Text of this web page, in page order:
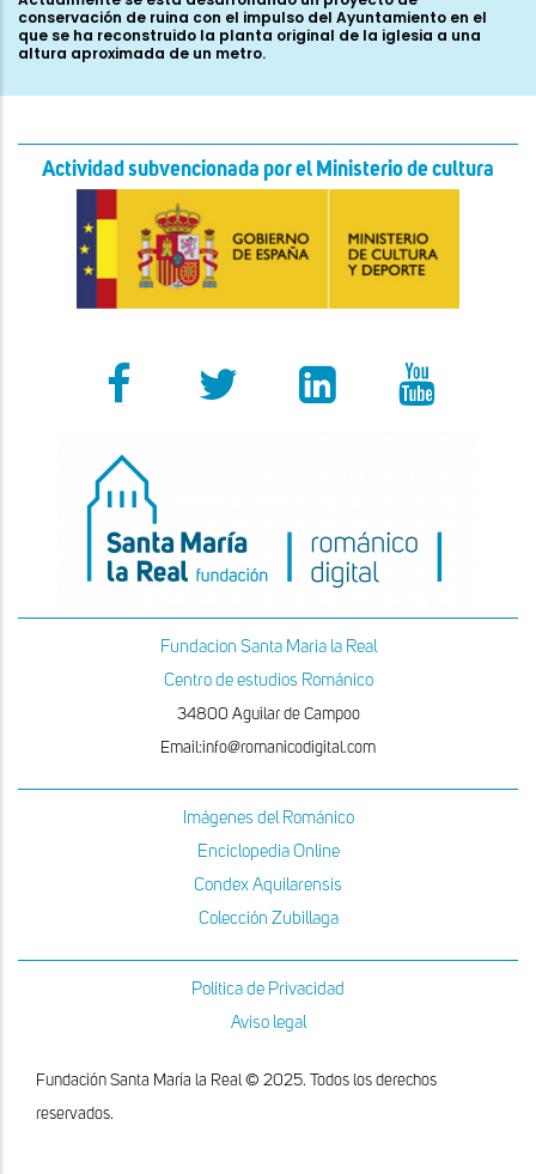
conservación de ruina con el impulso del Ayuntamiento en el
que se ha reconstruido la planta original de la iglesia a una
altura aproximada de un metro.
Actividad subvencionada por el Ministerio de cultura
Fundacion Santa Maria la Real
Centro de estudios Románico
34800 Aguilar de Campoo
Email:info@romanicodigital.com
Imágenes del Románico
Enciclopedia Online
Condex Aquilarensis
Colección Zubillaga
Política de Privacidad
Aviso legal
Fundación Santa María la Real © 2025. Todos los derechos
reservados.